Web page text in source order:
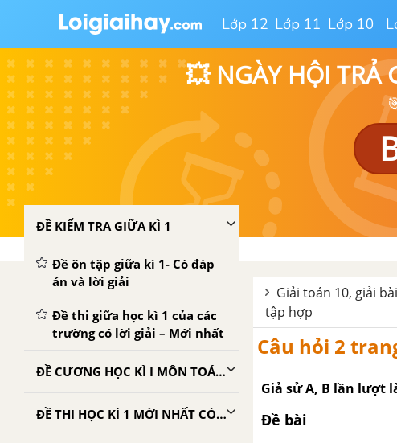
Lớp 12 Lớp 11 Lớp 10
💥 NGÀY HỘI TRẢ
ĐỀ KIỂM TRA GIỮA KÌ 1
Đề ôn tập giữa kì 1- Có đáp
án và lời giải
Đề thi giữa học kì 1 của các
trường có lời giải – Mới nhất
ĐỀ CƯƠNG HỌC KÌ I MÔN TOÁN LỚP 10
ĐỀ THI HỌC KÌ 1 MỚI NHẤT CÓ LỜI GIẢI
Giải toán 10, giải
tập hợp
Câu hỏi 2
Giả sử A, B lần lượt
Đề bài